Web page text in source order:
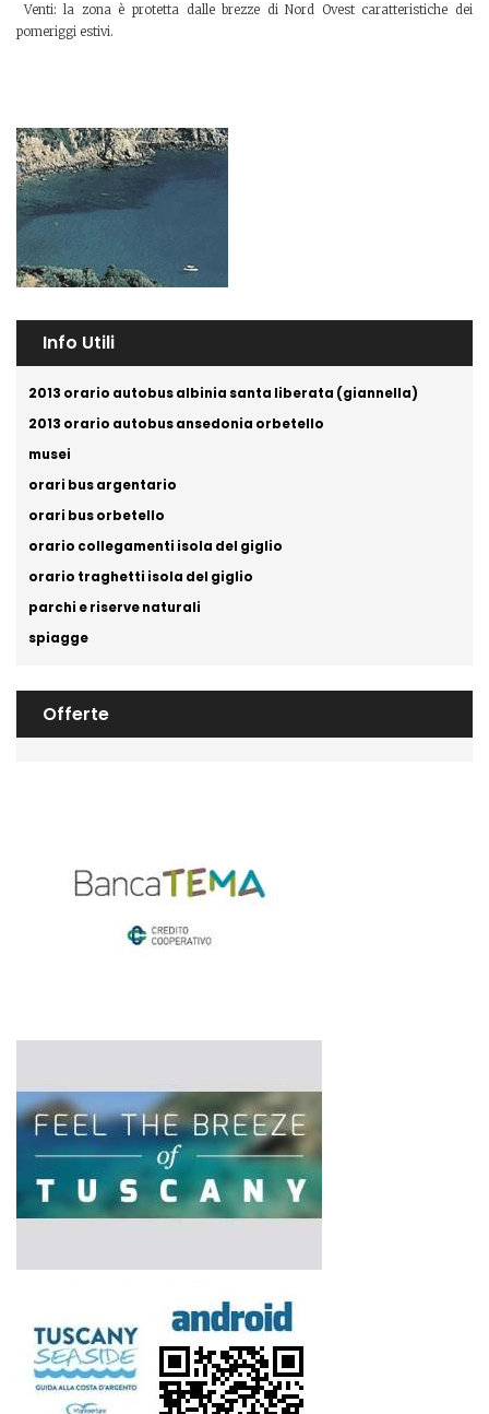
Venti: la zona è protetta dalle brezze di Nord Ovest caratteristiche dei
pomeriggi estivi.
Info Utili
2013 orario autobus albinia santa liberata (giannella)
2013 orario autobus ansedonia orbetello
musei
orari bus argentario
orari bus orbetello
orario collegamenti isola del giglio
orario traghetti isola del giglio
parchi e riserve naturali
spiagge
Offerte